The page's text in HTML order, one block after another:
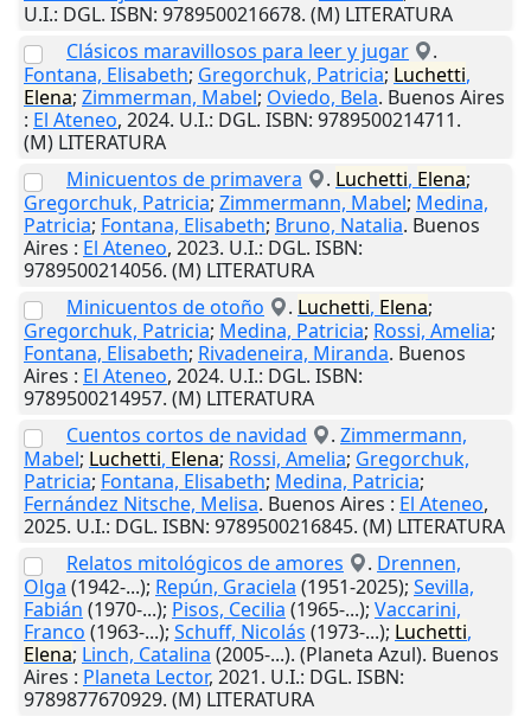
U.I.: DGL. ISBN: 9789500216678. (M) LITERATURA
Clásicos maravillosos para leer y jugar
.
Fontana, Elisabeth; Gregorchuk, Patricia; Luchetti,
Elena; Zimmerman, Mabel; Oviedo, Bela. Buenos Aires
: El Ateneo, 2024. U.I.: DGL. ISBN: 9789500214711.
(M) LITERATURA
Minicuentos de primavera
. Luchetti, Elena;
Gregorchuk, Patricia; Zimmermann, Mabel; Medina,
Patricia; Fontana, Elisabeth; Bruno, Natalia. Buenos
Aires : El Ateneo, 2023. U.I.: DGL. ISBN:
9789500214056. (M) LITERATURA
Minicuentos de otoño
. Luchetti, Elena;
Gregorchuk, Patricia; Medina, Patricia; Rossi, Amelia;
Fontana, Elisabeth; Rivadeneira, Miranda. Buenos
Aires : El Ateneo, 2024. U.I.: DGL. ISBN:
9789500214957. (M) LITERATURA
Cuentos cortos de navidad
. Zimmermann,
Mabel; Luchetti, Elena; Rossi, Amelia; Gregorchuk,
Patricia; Fontana, Elisabeth; Medina, Patricia;
Fernández Nitsche, Melisa. Buenos Aires : El Ateneo,
2025. U.I.: DGL. ISBN: 9789500216845. (M) LITERATURA
Relatos mitológicos de amores
. Drennen,
Olga (1942-...); Repún, Graciela (1951-2025); Sevilla,
Fabián (1970-...); Pisos, Cecilia (1965-...); Vaccarini,
Franco (1963-...); Schuff, Nicolás (1973-...); Luchetti,
Elena; Linch, Catalina (2005-...). (Planeta Azul). Buenos
Aires : Planeta Lector, 2021. U.I.: DGL. ISBN:
9789877670929. (M) LITERATURA